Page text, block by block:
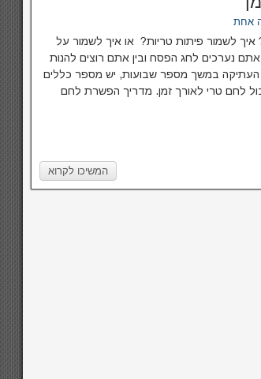
אחת
לשמור פיתות טריות? או איך לשמור על
נערכים לחג הפסח ובין אתם רוצים להנות
העתיקה במשך מספר שבועות, יש מספר כללים
לחם טרי לאורך זמן. מדריך הפשרת לחם
המשיכו לקרוא